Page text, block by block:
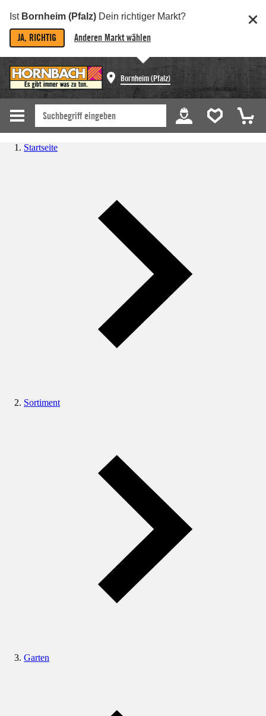
Ist Bornheim (Pfalz) Dein richtiger Markt?
JA, RICHTIG Anderen Markt wählen
Bornheim (Pfalz)
Startseite
Sortiment
Garten